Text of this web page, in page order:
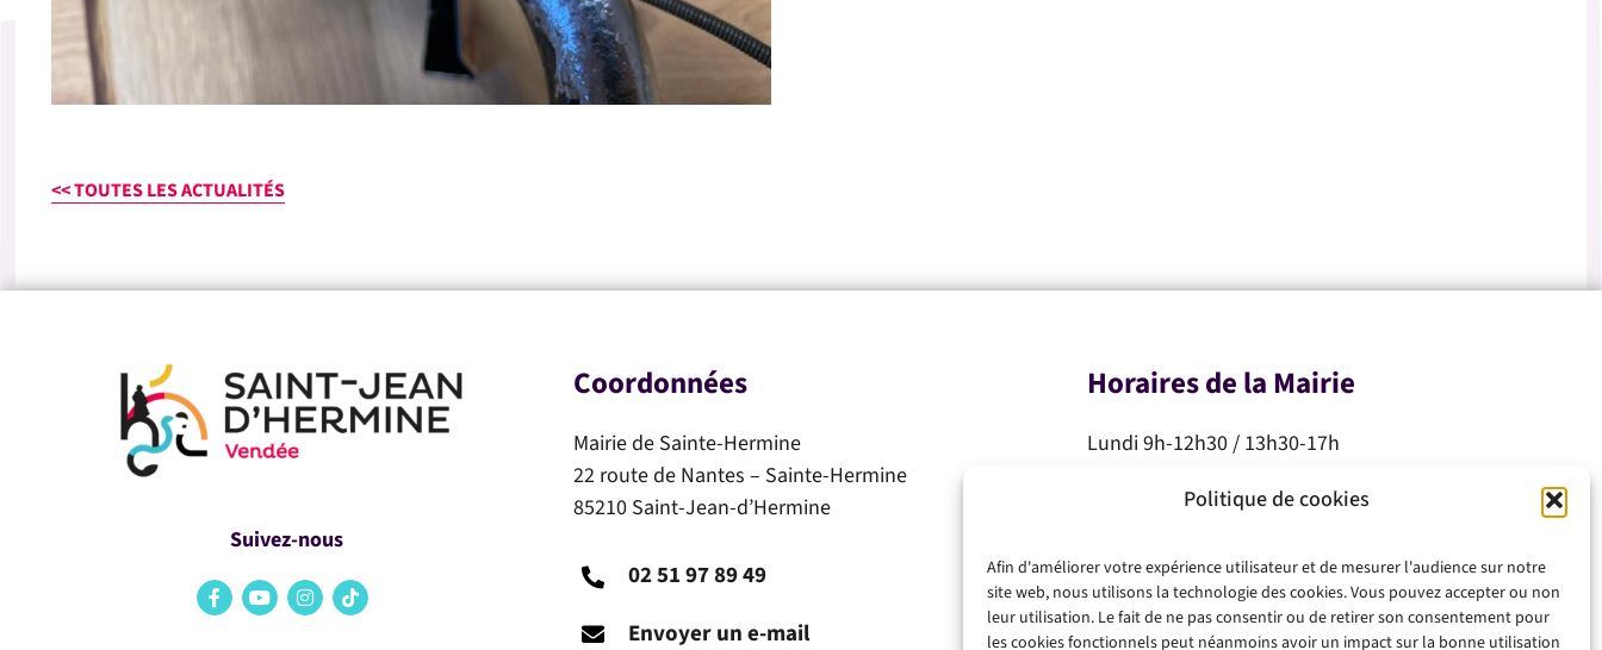
Politique de cookies
Afin d'améliorer votre expérience utilisateur et de mesurer l'audience sur notre
site web, nous utilisons la technologie des cookies. Vous pouvez accepter ou non
leur utilisation. Le fait de ne pas consentir ou de retirer son consentement pour
les cookies fonctionnels peut néanmoins avoir un impact sur la bonne utilisation
<< TOUTES LES ACTUALITÉS
Suivez-nous
Coordonnées
Mairie de Sainte-Hermine
22 route de Nantes – Sainte-Hermine
85210 Saint-Jean-d’Hermine
02 51 97 89 49
Envoyer un e-mail
Horaires de la Mairie
Lundi 9h-12h30 / 13h30-17h
Mercredi 9h-12h30
Vendredi 9h-12h30 / 13h30-17h
Samedi 10h-12h